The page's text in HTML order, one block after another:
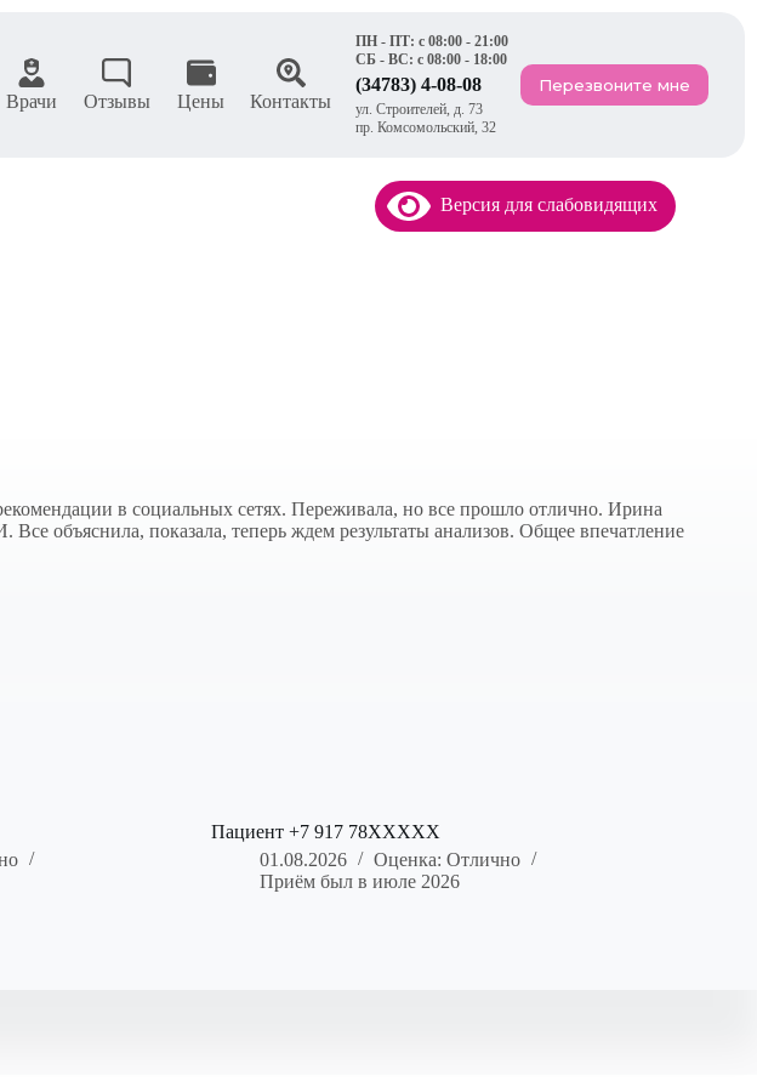
Врачи Отзывы Цены Контакты
ПН - ПТ: с 08:00 - 21:00
СБ - ВС: с 08:00 - 18:00
(34783) 4-08-08
ул. Строителей, д. 73
пр. Комсомольский, 32
Перезвоните мне
Версия для слабовидящих
в социальных сетях. Переживала, но все прошло отлично. Ирина
объяснила, показала, теперь ждем результаты анализов. Общее впечатление
Пациент +7 917 78XXXXX
01.08.2026
Оценка: Отлично
Приём был в июле 2026